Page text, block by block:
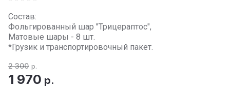
Состав:
Фольгированный шар "Трицераптос",
Матовые шары - 8 шт.
*Грузик и транспортировочный пакет.
2 300 р.
1 970 р.